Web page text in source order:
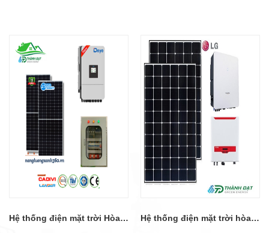
Hệ thống điện mặt trời Hòa lưới có Lưu trữ 5KW Hệ thống điện mặt trời hòa lưới 10KW